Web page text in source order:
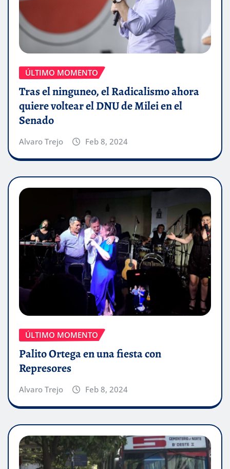
ÚLTIMO MOMENTO
Tras el ninguneo, el Radicalismo ahora
quiere voltear el DNU de Milei en el
Senado
Alvaro Trejo Feb 8, 2024
ÚLTIMO MOMENTO
Palito Ortega en una fiesta con
Represores
Alvaro Trejo Feb 8, 2024